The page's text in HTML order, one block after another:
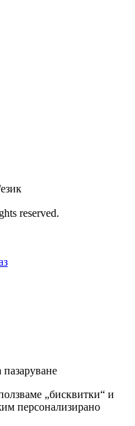
reserved.
„бисквитки“ и
персонализирано